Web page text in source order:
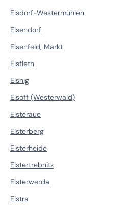
Elsdorf-Westermühlen
Elsendorf
Elsenfeld, Markt
Elsfleth
Elsnig
Elsoff (Westerwald)
Elsteraue
Elsterberg
Elsterheide
Elstertrebnitz
Elsterwerda
Elstra